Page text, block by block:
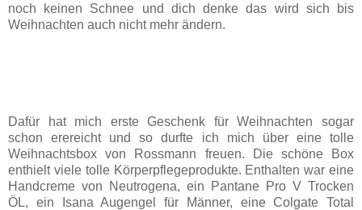
noch keinen Schnee und dich denke das wird sich bis
Weihnachten auch nicht mehr ändern.
Dafür hat mich erste Geschenk für Weihnachten sogar
schon erereicht und so durfte ich mich über eine tolle
Weihnachtsbox von Rossmann freuen. Die schöne Box
enthielt viele tolle Körperpflegeprodukte. Enthalten war eine
Handcreme von Neutrogena, ein Pantane Pro V Trocken
ÖL, ein Isana Augengel für Männer, eine Colgate Total